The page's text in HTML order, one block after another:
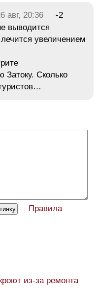
авг, 20:36
-2
выводится
увеличением
Затоку. Сколько
Правила
из-за ремонта